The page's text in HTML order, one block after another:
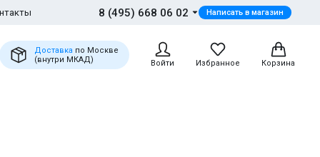
8 (495) 668 06 02 Написать в магазин
Доставка по Москве
(внутри МКАД)
Войти Избранное Корзина